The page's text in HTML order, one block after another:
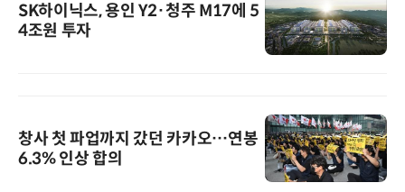
SK하이닉스, 용인 Y2·청주 M17에 5
4조원 투자
창사 첫 파업까지 갔던 카카오…연봉
6.3% 인상 합의